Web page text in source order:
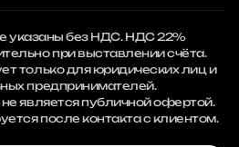
указаны без НДС. НДС 22%
при выставлении счёта.
только для юридических лиц и
предпринимателей.
является публичной офертой.
после контакта с клиентом.